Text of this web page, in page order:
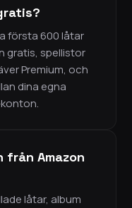
första 600 låtar
gratis, spellistor
Premium, och
dina egna
Amazon
låtar, album